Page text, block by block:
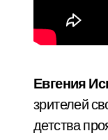
Евгения
зрителей
детства